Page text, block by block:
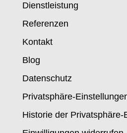
Dienstleistung
Referenzen
Kontakt
Blog
Datenschutz
Privatsphäre-
Historie der Privatsphäre-